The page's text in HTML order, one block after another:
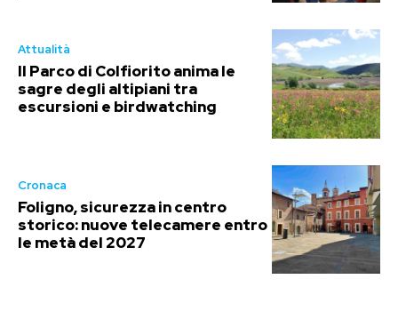
Attualità
Il Parco di Colfiorito anima le
sagre degli altipiani tra
escursioni e birdwatching
Cronaca
Foligno, sicurezza in centro
storico: nuove telecamere entro
le metà del 2027